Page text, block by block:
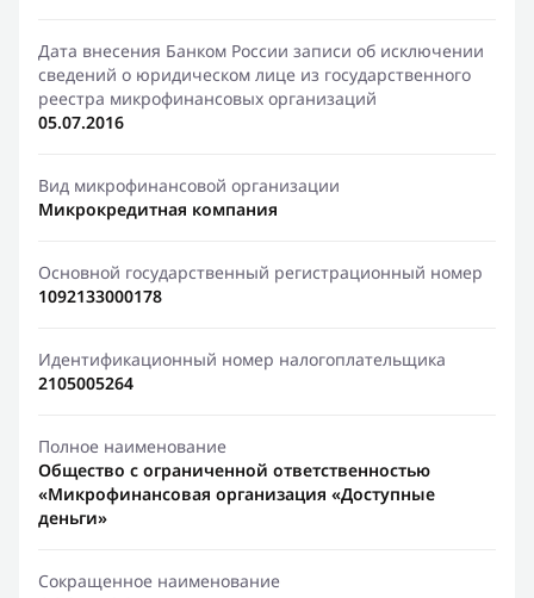
Дата внесения Банком России записи об исключении
сведений о юридическом лице из государственного
реестра микрофинансовых организаций
05.07.2016
Вид микрофинансовой организации
Микрокредитная компания
Основной государственный регистрационный номер
1092133000178
Идентификационный номер налогоплательщика
2105005264
Полное наименование
Общество с ограниченной ответственностью
«Микрофинансовая организация «Доступные
деньги»
Сокращенное наименование